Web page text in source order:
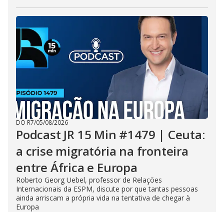
DO R7/05/08/2026
Podcast JR 15 Min #1479 | Ceuta:
a crise migratória na fronteira
entre África e Europa
Roberto Georg Uebel, professor de Relações
Internacionais da ESPM, discute por que tantas pessoas
ainda arriscam a própria vida na tentativa de chegar à
Europa